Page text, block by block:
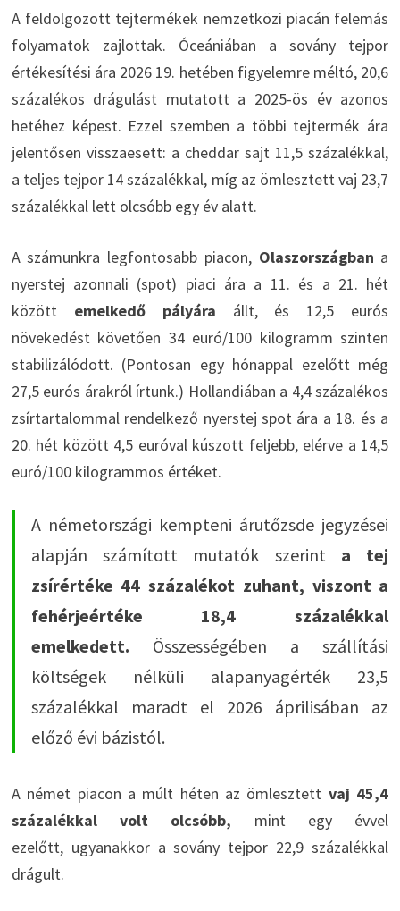
A feldolgozott tejtermékek nemzetközi piacán felemás
folyamatok zajlottak. Óceániában a sovány tejpor
értékesítési ára 2026 19. hetében figyelemre méltó, 20,6
százalékos drágulást mutatott a 2025-ös év azonos
hetéhez képest. Ezzel szemben a többi tejtermék ára
jelentősen visszaesett: a cheddar sajt 11,5 százalékkal,
a teljes tejpor 14 százalékkal, míg az ömlesztett vaj 23,7
százalékkal lett olcsóbb egy év alatt.
A számunkra legfontosabb piacon, Olaszországban a
nyerstej azonnali (spot) piaci ára a 11. és a 21. hét
közöttemelkedő pályára állt, és 12,5 eurós
növekedést követően 34 euró/100 kilogramm szinten
stabilizálódott. (Pontosan egy hónappal ezelőtt még
27,5 eurós árakról írtunk.) Hollandiában a 4,4 százalékos
zsírtartalommal rendelkező nyerstej spot ára a 18. és a
20. hét között 4,5 euróval kúszott feljebb, elérve a 14,5
euró/100 kilogrammos értéket.
A németországi kempteni árutőzsde jegyzései
alapján számított mutatók szerint a tej
zsírértéke 44 százalékot zuhant, viszont a
fehérjeértéke 18,4 százalékkal
emelkedett. Összességében a szállítási
költségek nélküli alapanyagérték 23,5
százalékkal maradt el 2026 áprilisában az
előző évi bázistól.
A német piacon a múlt héten az ömlesztett vaj 45,4
százalékkal volt olcsóbb, mint egy évvel
ezelőtt, ugyanakkor a sovány tejpor 22,9 százalékkal
drágult.